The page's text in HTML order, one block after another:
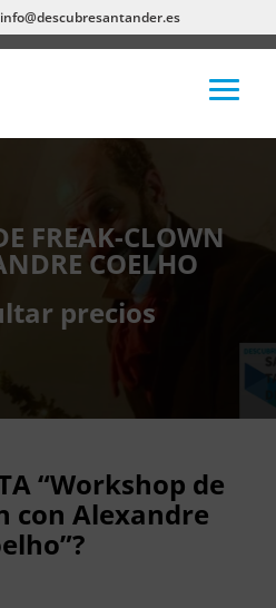
info@descubresantander.es
FREAK-CLOWN
COELHO
precios
“Workshop de
con Alexandre